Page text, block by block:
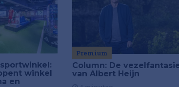
winkel
en
Premium
Column: De
van Albert Heijn